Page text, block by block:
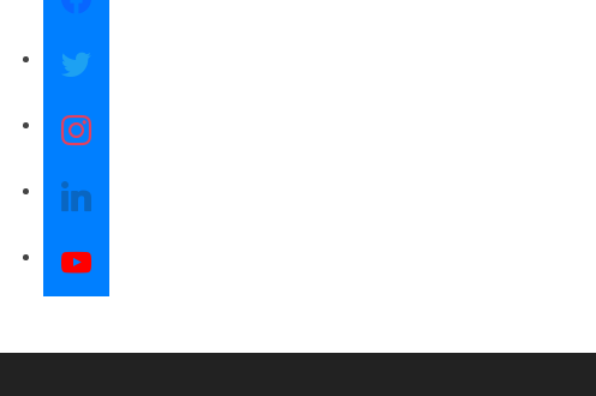
instagram
linkedin